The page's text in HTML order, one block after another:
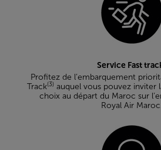
Service Fast
Profitez de l’embarquement
Track(3) auquel vous pouvez inviter
choix au départ du Maroc sur
Royal Air